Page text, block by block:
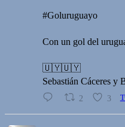
#Goluruguayo
Con un gol del
🇺🇾🇺🇾
Sebastián Cáceres
2 3